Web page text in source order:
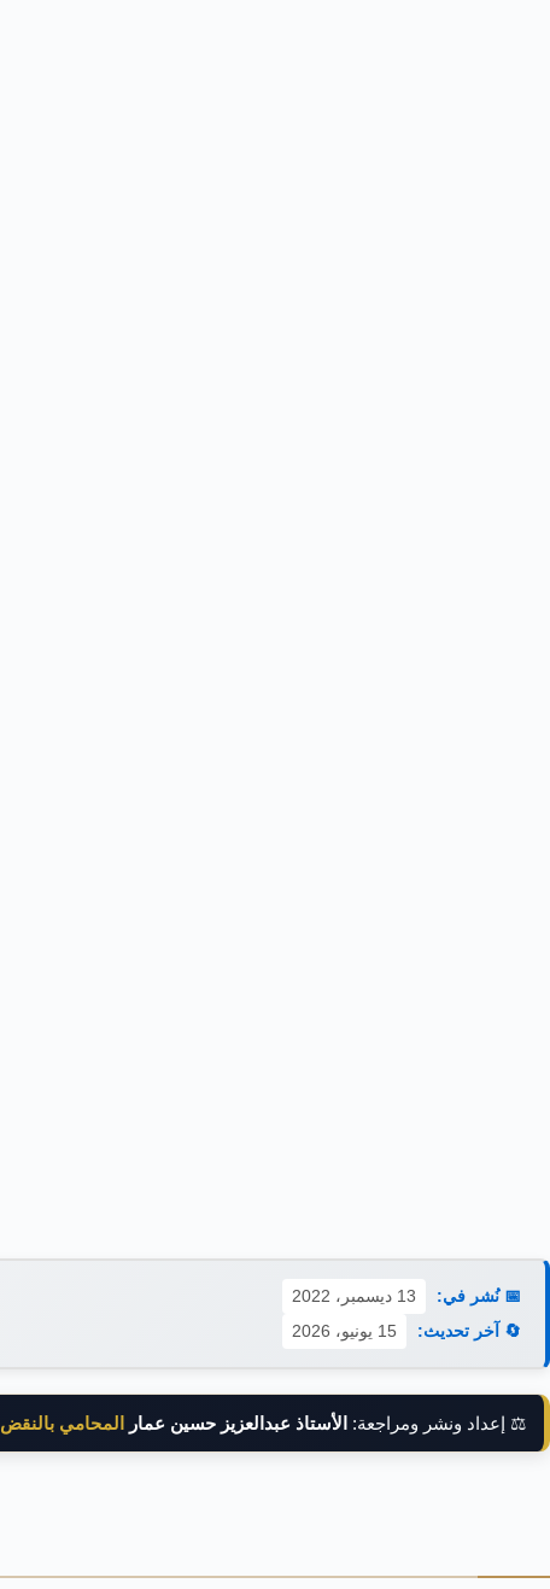
📅 نُشر في:
13 ديسمبر، 2022
🔄 آخر تحديث:
15 يونيو، 2026
⚖️ إعداد ونشر ومراجعة: الأستاذ عبدالعزيز حسين عمار المحامي بالنقض